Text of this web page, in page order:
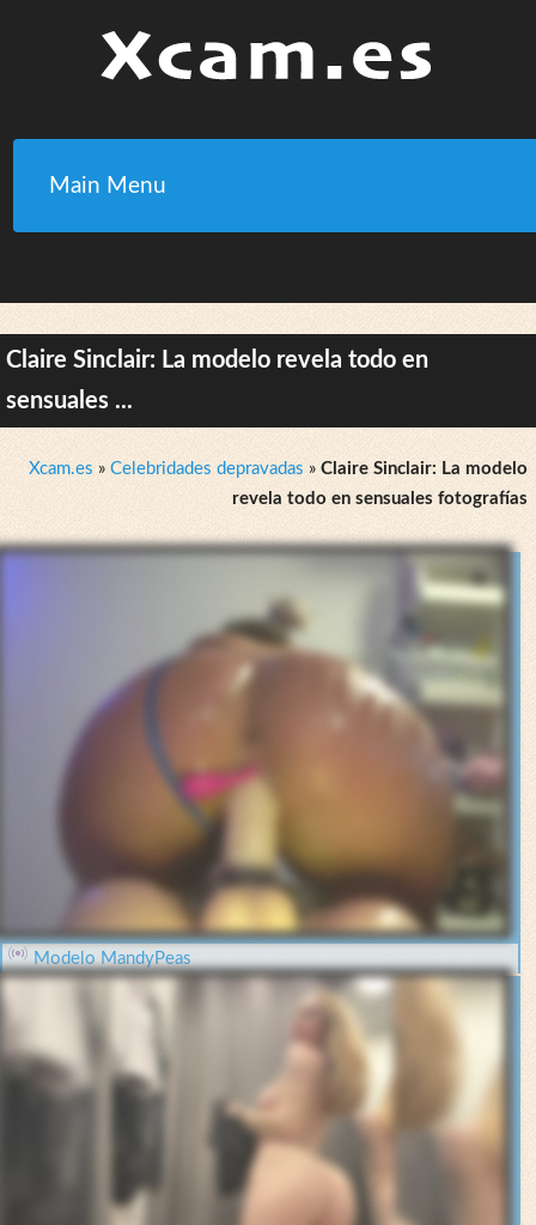
Main Menu
Claire Sinclair: La modelo revela todo en
sensuales ...
Xcam.es » Celebridades depravadas » Claire Sinclair: La modelo
revela todo en sensuales fotografías
Modelo MandyPeas